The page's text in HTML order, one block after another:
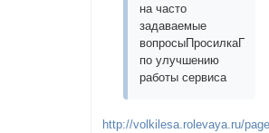
на часто
задаваемые
по улучшению
работы сервиса
http://volkilesa.rolevaya.ru/